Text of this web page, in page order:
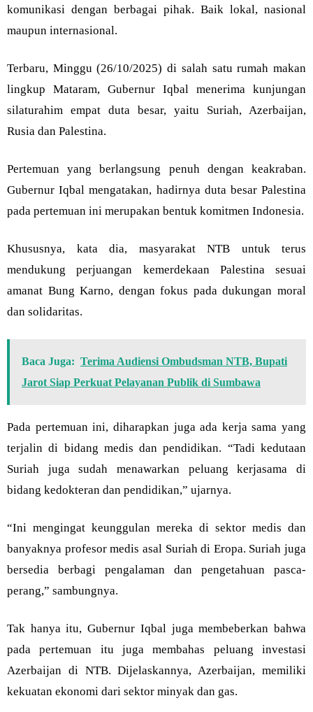
komunikasi dengan berbagai pihak. Baik lokal, nasional
maupun internasional.
Terbaru, Minggu (26/10/2025) di salah satu rumah makan
lingkup Mataram, Gubernur Iqbal menerima kunjungan
silaturahim empat duta besar, yaitu Suriah, Azerbaijan,
Rusia dan Palestina.
Pertemuan yang berlangsung penuh dengan keakraban.
Gubernur Iqbal mengatakan, hadirnya duta besar Palestina
pada pertemuan ini merupakan bentuk komitmen Indonesia.
Khususnya, kata dia, masyarakat NTB untuk terus
mendukung perjuangan kemerdekaan Palestina sesuai
amanat Bung Karno, dengan fokus pada dukungan moral
dan solidaritas.
Baca Juga: Terima Audiensi Ombudsman NTB, Bupati
Jarot Siap Perkuat Pelayanan Publik di Sumbawa
Pada pertemuan ini, diharapkan juga ada kerja sama yang
terjalin di bidang medis dan pendidikan. “Tadi kedutaan
Suriah juga sudah menawarkan peluang kerjasama di
bidang kedokteran dan pendidikan,” ujarnya.
“Ini mengingat keunggulan mereka di sektor medis dan
banyaknya profesor medis asal Suriah di Eropa. Suriah juga
bersedia berbagi pengalaman dan pengetahuan pasca-
perang,” sambungnya.
Tak hanya itu, Gubernur Iqbal juga membeberkan bahwa
pada pertemuan itu juga membahas peluang investasi
Azerbaijan di NTB. Dijelaskannya, Azerbaijan, memiliki
kekuatan ekonomi dari sektor minyak dan gas.